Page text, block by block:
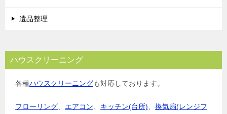
遺品整理
ハウスクリーニング
各種ハウスクリーニングも対応しております。
フローリング エアコン キッチン(台所)
換気扇(レンジフ